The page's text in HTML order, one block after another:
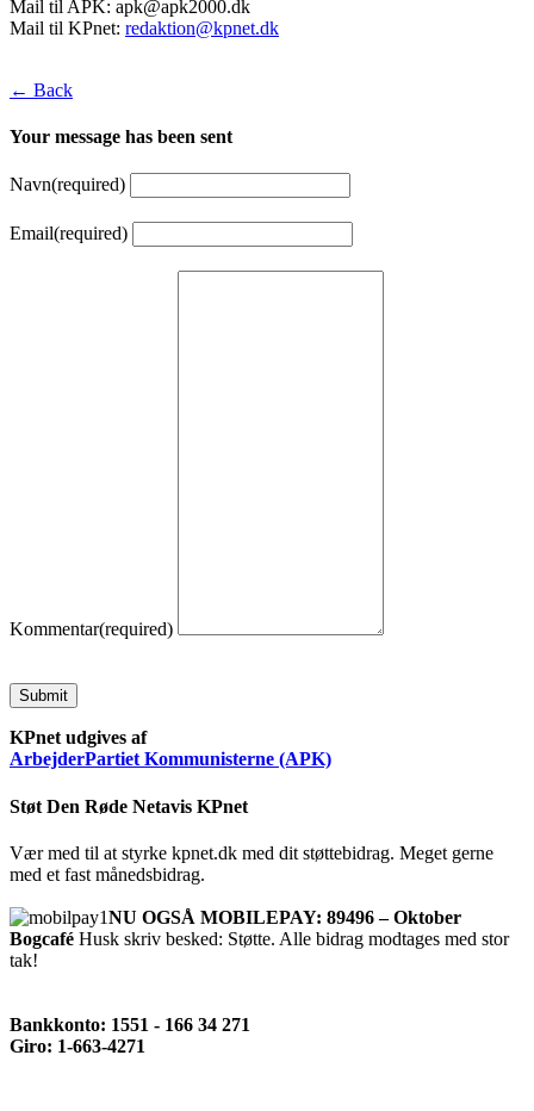
Mail til APK: apk@apk2000.dk
Mail til KPnet: redaktion@kpnet.dk
← Back
Your message has been sent
Navn(required)
Email(required)
Kommentar(required)
Submit
KPnet udgives af
ArbejderPartiet Kommunisterne (APK)
Støt Den Røde Netavis KPnet
Vær med til at styrke kpnet.dk med dit støttebidrag. Meget gerne
med et fast månedsbidrag.
NU OGSÅ MOBILEPAY: 89496 – Oktober
Bogcafé Husk skriv besked: Støtte. Alle bidrag modtages med stor
tak!
Bankkonto: 1551 - 166 34 271
Giro: 1-663-4271